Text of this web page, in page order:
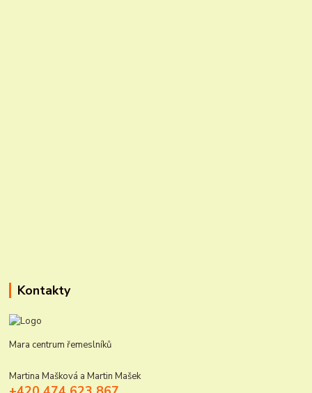
Kontakty
Mara centrum řemeslníků
Martina Mašková a Martin Mašek